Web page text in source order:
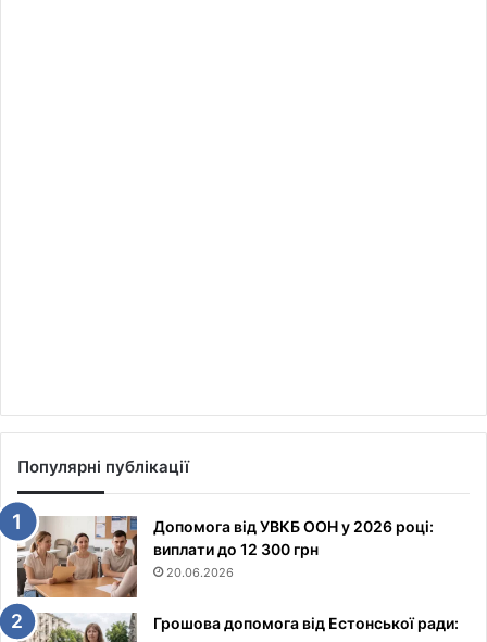
Популярні публікації
Допомога від УВКБ ООН у 2026 році:
виплати до 12 300 грн
20.06.2026
Грошова допомога від Естонської ради: